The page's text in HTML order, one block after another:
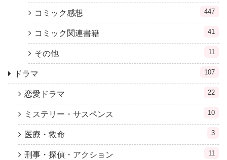
コミック感想 447
コミック関連書籍 41
その他 11
ドラマ 107
恋愛ドラマ 22
ミステリー・サスペンス 10
医療・救命 3
刑事・探偵・アクション 11